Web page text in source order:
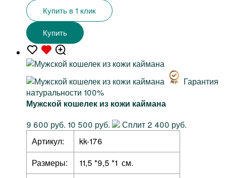
Купить в 1 клик
Купить
Гарантия
натуральности 100%
Мужской кошелек из кожи каймана
9 600 руб. 10 500 руб.
Сплит 2 400 руб.
Артикул:
kk-176
Размеры:
11,5 *9,5 *1 см.